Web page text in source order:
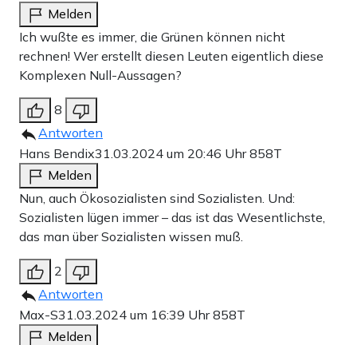
Melden
Ich wußte es immer, die Grünen können nicht
rechnen! Wer erstellt diesen Leuten eigentlich diese
Komplexen Null-Aussagen?
8
Antworten
Hans Bendix31.03.2024 um 20:46 Uhr858T
Melden
Nun, auch Ökosozialisten sind Sozialisten. Und:
Sozialisten lügen immer – das ist das Wesentlichste,
das man über Sozialisten wissen muß.
2
Antworten
Max-S31.03.2024 um 16:39 Uhr858T
Melden